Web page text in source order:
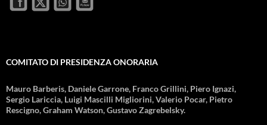
COMITATO DI PRESIDENZA ONORARIA
Mauro Barberis, Daniele Garrone, Franco Grillini, Piero Ignazi,
Sergio Lariccia, Luigi Mascilli Migliorini, Valerio Pocar, Pietro
Rescigno, Graham Watson, Gustavo Zagrebelsky.